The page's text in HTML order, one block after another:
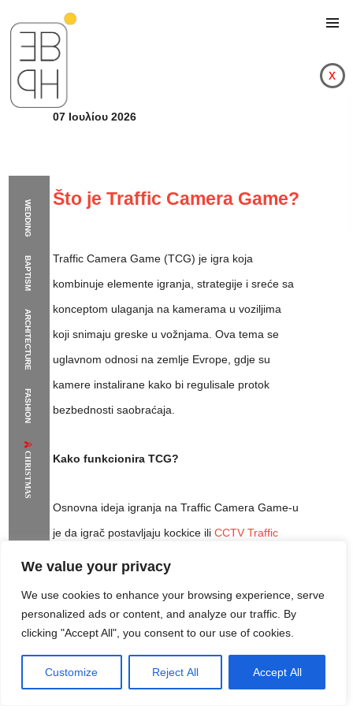
We value your privacy
We use cookies to enhance your browsing experience, serve
personalized ads or content, and analyze our traffic. By
clicking "Accept All", you consent to our use of cookies.
Customize Reject All Accept All
WEDDING
BAPTISM
ARCHITECTURE
FASHION
CHRISTMAS
Rome Project Santorini Project
Sounio Project 1
Što je Traffic Camera
The Supermodels Always Bring Their
Flawless Festival Style to Rio
x
07 Ιουλίου 2026
Što je Traffic Camera Game?
Traffic Camera Game (TCG) je igra koja
kombinuje elemente igranja, strategije i sreće sa
konceptom ulaganja na kamerama u voziljima
koji snimaju greske u vožnjama. Ova tema se
uglavnom odnosi na zemlje Evrope, gdje su
kamere instalirane kako bi regulisale protok
bezbednosti saobraćaja.
Kako funkcionira TCG?
Osnovna ideja igranja na Traffic Camera Game-u
je da igrač postavljaju kockice iliCCTV Traffic
Game kazino
različite kombinacije brojica
kamere koju će igranje obuhvatiti. Kao što se
očekuje od takvog sistema ulaganja, većina
igrača učestvuje u njemu zato da dobiju